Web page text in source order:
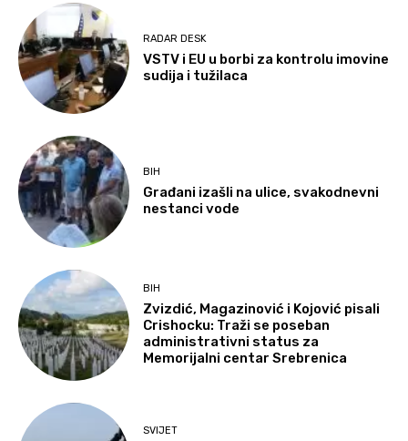
RADAR DESK
VSTV i EU u borbi za kontrolu imovine
sudija i tužilaca
BIH
Građani izašli na ulice, svakodnevni
nestanci vode
BIH
Zvizdić, Magazinović i Kojović pisali
Crishocku: Traži se poseban
administrativni status za
Memorijalni centar Srebrenica
SVIJET